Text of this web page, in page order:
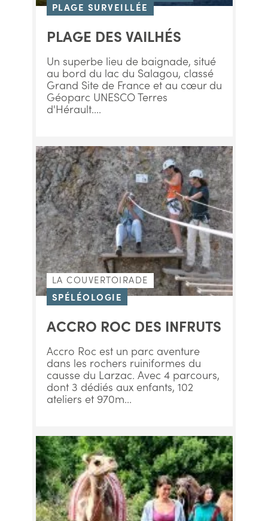
PLAGE SURVEILLÉE
PLAGE DES VAILHÉS
Un superbe lieu de baignade, situé
au bord du lac du Salagou, classé
Grand Site de France et au cœur du
Géoparc UNESCO Terres
d'Hérault....
LA COUVERTOIRADE
SPÉLÉOLOGIE
ACCRO ROC DES INFRUTS
Accro Roc est un parc aventure
dans les rochers ruiniformes du
causse du Larzac. Avec 4 parcours,
dont 3 dédiés aux enfants, 102
ateliers et 970m...